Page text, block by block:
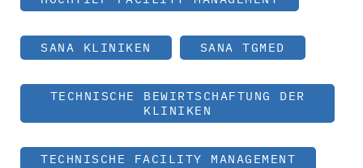
SANA KLINIKEN SANA TGMED
TECHNISCHE BEWIRTSCHAFTUNG DER
KLINIKEN
TECHNISCHE FACILITY MANAGEMENT